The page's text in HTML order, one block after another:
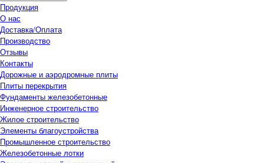
Продукция
О нас
Доставка/Оплата
Производство
Отзывы
Контакты
Дорожные и аэродромные плиты
Плиты перекрытия
Фундаменты железобетонные
Инженерное строительство
Жилое строительство
Элементы благоустройства
Промышленное строительство
Железобетонные лотки